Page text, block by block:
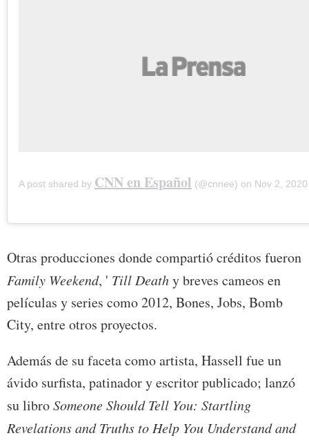
A post shared by CNN en Español (@cnnee) on Nov 2, 2020 at
Otras producciones donde compartió créditos fueron
Family Weekend, ' Till Deathy breves cameos en
películas y series como 2012, Bones, Jobs, Bomb
City, entre otros proyectos.
Además de su faceta como artista, Hassell fue un
ávido surfista, patinador y escritor publicado; lanzó
su libroSomeone Should Tell You: Startling
Revelations and Truths to Help You Understand and